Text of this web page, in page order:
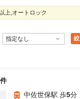
上,オートロック
中佐世保駅 歩5分